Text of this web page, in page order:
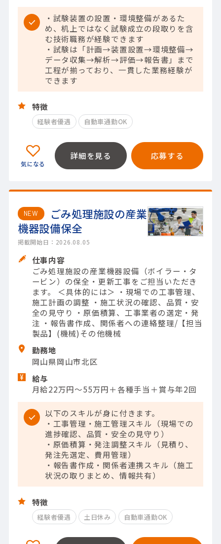
・試験装置の設置・環境整備があるた
め、机上ではなく試験成立の段取りを含
む技術職務が経験できます
・試験は「計画→装置設置→環境整備→
データ収集→解析→評価→報告書」まで
工程が揃っており、一貫した業務経験が
できます
特徴
経験者優遇 自動車通勤OK
詳細を見る 応募する
NEW
ごみ処理施設の産業
機器設備保全
掲載開始日：2026.08.05
仕事内容
ごみ処理施設の産業機器設備（ボイラー・タ
ービン）の保全・更新工事をご担当いただき
ます。 ＜具体的には＞ ・現場での工事管理、
施工計画の調整 ・施工状況の確認、品質・安
全の見守り ・原価積算、工事業者の選定・発
注 ・報告書作成、関係者への連絡整理/【担当
製品】(機械)その他機械
勤務地
岡山県岡山市北区
給与
月給22万円～55万円＋各種手当＋賞与年2回
以下のスキルが身に付きます。
・工事管理・施工管理スキル（現場での
進捗確認、品質・安全の見守り）
・原価積算・発注調整スキル（見積り、
発注先選定、費用管理）
・報告書作成・関係者連携スキル（施工
状況の取りまとめ、情報共有）
特徴
経験者優遇 土日休み 自動車通勤OK